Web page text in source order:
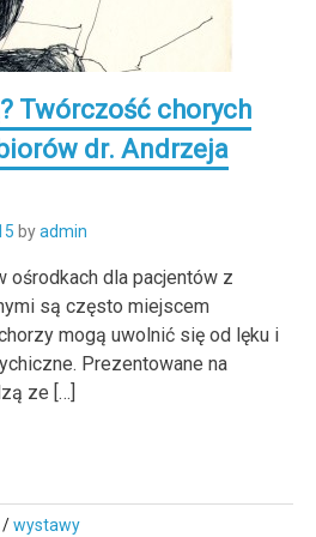
Twórczość chorych
dr. Andrzeja
byadmin
ośrodkach dla pacjentów z
są często miejscem
mogą uwolnić się od lęku i
Prezentowane na
ze […]
/wystawy